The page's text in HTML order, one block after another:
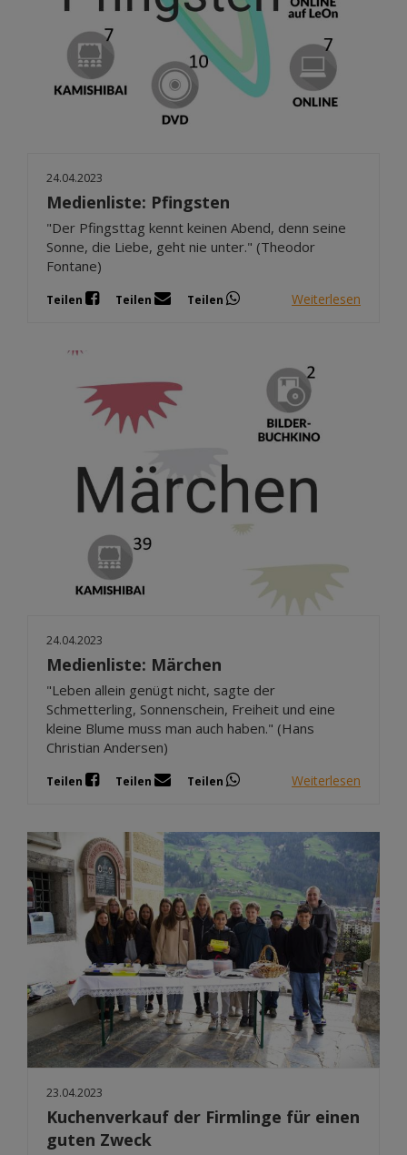
24.04.2023
Medienliste: Pfingsten
"Der Pfingsttag kennt keinen Abend, denn seine
Sonne, die Liebe, geht nie unter." (Theodor
Fontane)
Teilen Teilen Teilen Weiterlesen
24.04.2023
Medienliste: Märchen
"Leben allein genügt nicht, sagte der
Schmetterling, Sonnenschein, Freiheit und eine
kleine Blume muss man auch haben." (Hans
Christian Andersen)
Teilen Teilen Teilen Weiterlesen
23.04.2023
Kuchenverkauf der Firmlinge für einen
guten Zweck